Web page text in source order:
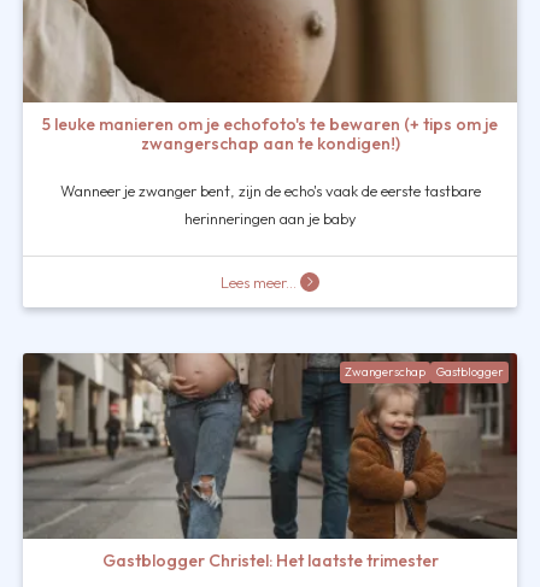
5 leuke manieren om je echofoto's te bewaren (+ tips om je
zwangerschap aan te kondigen!)
Wanneer je zwanger bent, zijn de echo's vaak de eerste tastbare
herinneringen aan je baby
Lees meer...
Zwangerschap Gastblogger
Gastblogger Christel: Het laatste trimester